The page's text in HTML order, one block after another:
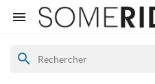

search